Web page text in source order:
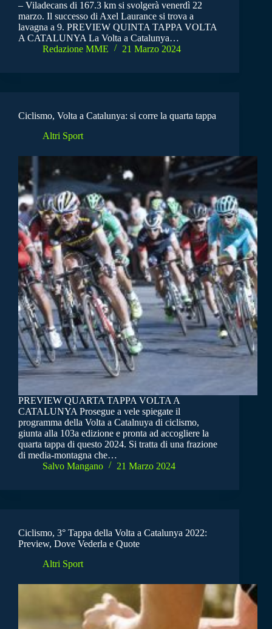
– Viladecans di 167.3 km si svolgerà venerdì 22
marzo. Il successo di Axel Laurance si trova a
lavagna a 9. PREVIEW QUINTA TAPPA VOLTA
A CATALUNYA La Volta a Catalunya…
Redazione MME
21 Marzo 2024
Ciclismo, Volta a Catalunya: si corre la quarta tappa
Altri Sport
PREVIEW QUARTA TAPPA VOLTA A
CATALUNYA Prosegue a vele spiegate il
programma della Volta a Catalnuya di ciclismo,
giunta alla 103a edizione e pronta ad accogliere la
quarta tappa di questo 2024. Si tratta di una frazione
di media-montagna che…
Salvo Mangano
21 Marzo 2024
Ciclismo, 3° Tappa della Volta a Catalunya 2022:
Preview, Dove Vederla e Quote
Altri Sport